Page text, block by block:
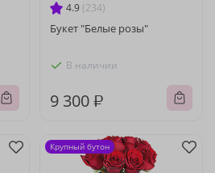
4.9 (234)
Букет "Белые розы"
В наличии
9 300 ₽
Крупный бутон